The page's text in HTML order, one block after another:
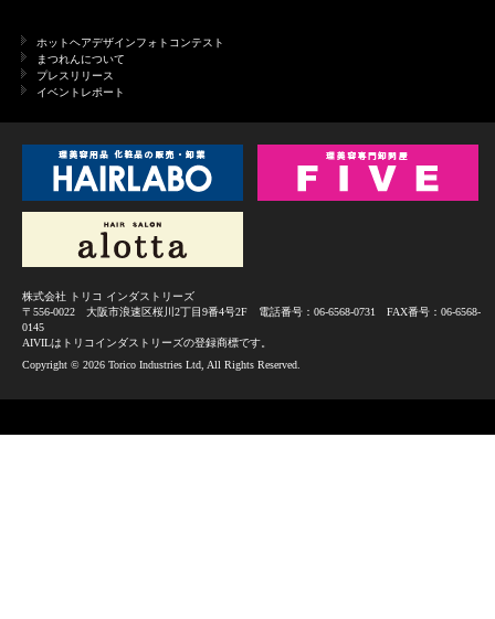
ホットヘアデザインフォトコンテスト
まつれんについて
プレスリリース
イベントレポート
株式会社 トリコ インダストリーズ
〒556-0022 大阪市浪速区桜川2丁目9番4号2F 電話番号：06-6568-0731 FAX番号：06-6568-
0145
AIVILはトリコインダストリーズの登録商標です。
Copyright © 2026 Torico Industries Ltd, All Rights Reserved.